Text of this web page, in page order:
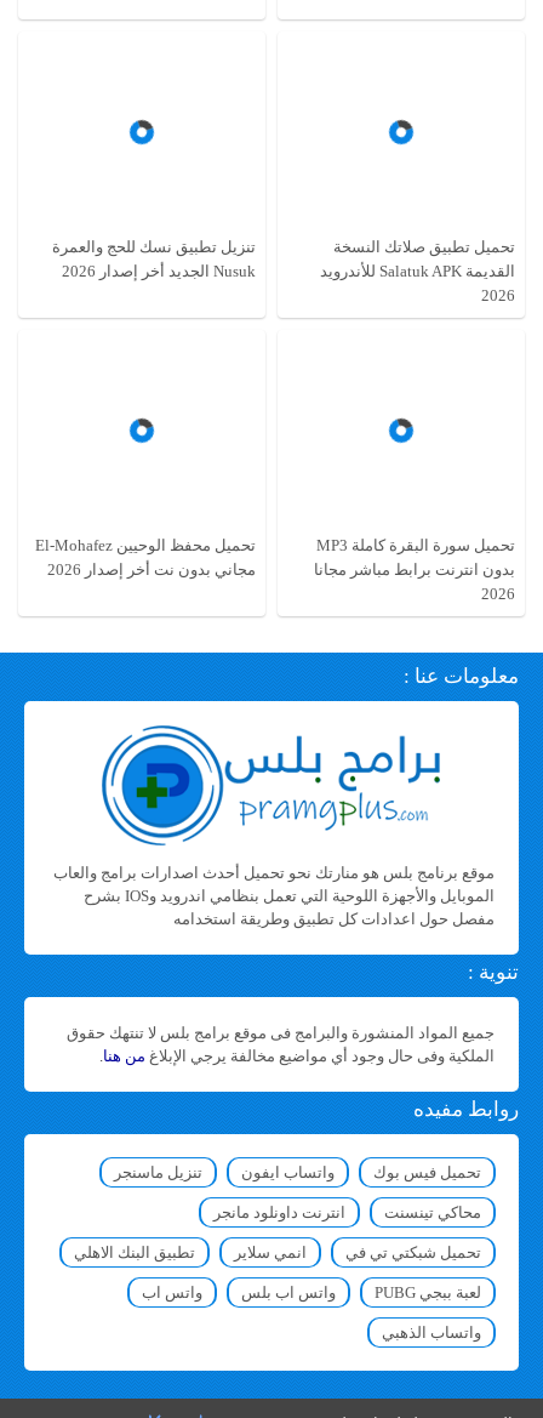
تحميل تطبيق صلاتك النسخة
القديمة Salatuk APK للأندرويد
2026
تنزيل تطبيق نسك للحج والعمرة
Nusuk الجديد أخر إصدار 2026
تحميل سورة البقرة كاملة MP3
بدون انترنت برابط مباشر مجانا
2026
تحميل محفظ الوحيين El-Mohafez
مجاني بدون نت أخر إصدار 2026
معلومات عنا :
موقع برنامج بلس هو منارتك نحو تحميل أحدث اصدارات برامج والعاب
الموبايل والأجهزة اللوحية التي تعمل بنظامي اندرويد وIOS بشرح
مفصل حول اعدادات كل تطبيق وطريقة استخدامه
تنوية :
جميع المواد المنشورة والبرامج فى موقع برامج بلس لا تنتهك حقوق
الملكية وفى حال وجود أي مواضيع مخالفة يرجي الإبلاغ من هنا.
روابط مفيده
تحميل فيس بوك واتساب ايفون تنزيل ماسنجر
محاكي تينسنت انترنت داونلود مانجر
تحميل شبكتي تي في انمي سلاير تطبيق البنك الاهلي
لعبة ببجي PUBG واتس اب بلس واتس اب
واتساب الذهبي